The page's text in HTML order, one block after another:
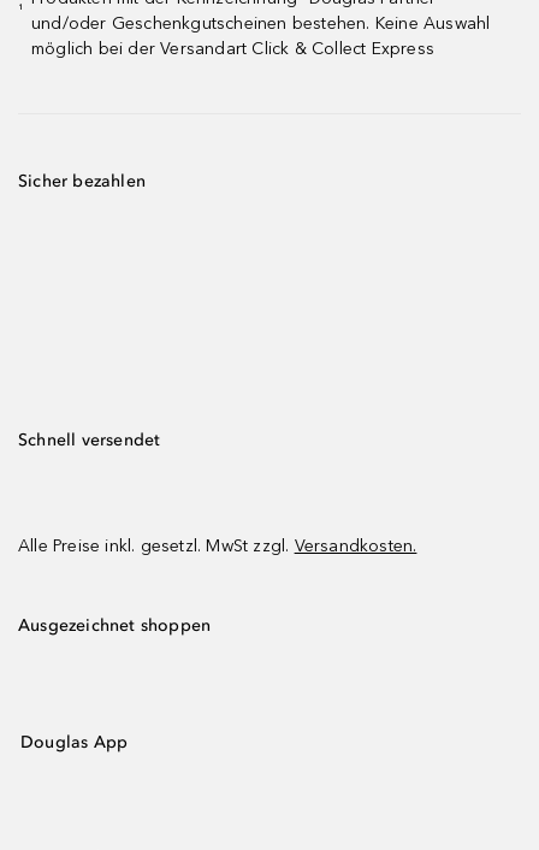
¹
und/oder Geschenkgutscheinen bestehen. Keine Auswahl
möglich bei der Versandart Click & Collect Express
Sicher bezahlen
Schnell versendet
Alle Preise inkl. gesetzl. MwSt zzgl. Versandkosten.
Ausgezeichnet shoppen
Douglas App